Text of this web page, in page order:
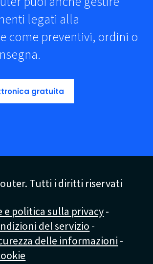
legati alla
come preventivi, ordini o
gratuita
Tutti i diritti riservati
e politica sulla privacy-
del servizio -
delle informazioni -